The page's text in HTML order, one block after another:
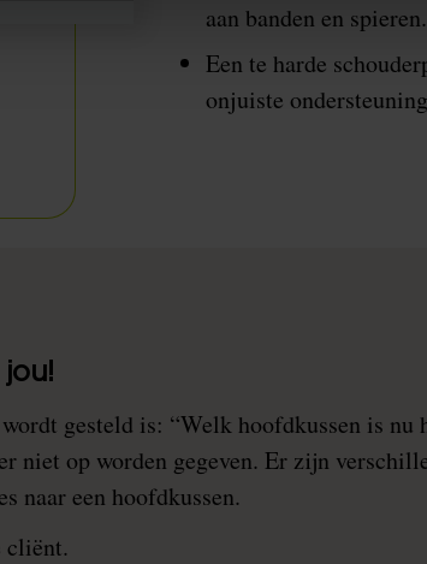
aan banden en spieren.
Een te harde
onjuiste
gesteld is: “Welk hoofdkussen is nu
niet op worden gegeven. Er zijn
naar een hoofdkussen.
cliënt.